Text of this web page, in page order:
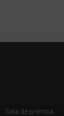
Sala de premsa